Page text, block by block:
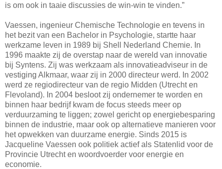
is om ook in taaie discussies de win-win te vinden.”
Vaessen, ingenieur Chemische Technologie en tevens in
het bezit van een Bachelor in Psychologie, startte haar
werkzame leven in 1989 bij Shell Nederland Chemie. In
1996 maakte zij de overstap naar de wereld van innovatie
bij Syntens. Zij was werkzaam als innovatieadviseur in de
vestiging Alkmaar, waar zij in 2000 directeur werd. In 2002
werd ze regiodirecteur van de regio Midden (Utrecht en
Flevoland). In 2004 besloot zij ondernemer te worden en
binnen haar bedrijf kwam de focus steeds meer op
verduurzaming te liggen; zowel gericht op energiebesparing
binnen de industrie, maar ook op alternatieve manieren voor
het opwekken van duurzame energie. Sinds 2015 is
Jacqueline Vaessen ook politiek actief als Statenlid voor de
Provincie Utrecht en woordvoerder voor energie en
economie.